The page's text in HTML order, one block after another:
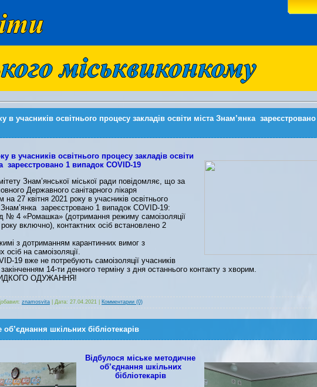
в учасників освітнього процесу закладів освіти міста Знам’янка
в учасників освітнього процесу закладів освіти
зареєстровано 1 випадок COVID-19
Знам’янської міської ради повідомляє, що за
Державного санітарного лікаря
на 27 квітня 2021 року в учасників освітнього
Знам’янка зареєстровано 1 випадок COVID-19:
№ 4 «Ромашка» (дотримання режиму самоізоляції
включно), контактних осіб встановлено 2
з дотриманням карантинних вимог з
осіб на самоізоляції.
19 вже не потребують самоізоляції учасників
закінченням 14-ти денного терміну з дня останнього контакту з хворим.
ОДУЖАННЯ!
znamosvita Дата: 27.04.2021 Комментарии (0)
шкільних бібліотекарів
Відбулося міське методичне
об’єднання шкільних
бібліотекарів